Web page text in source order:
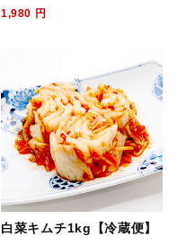
1,980 円
白菜キムチ1kg【冷蔵便】